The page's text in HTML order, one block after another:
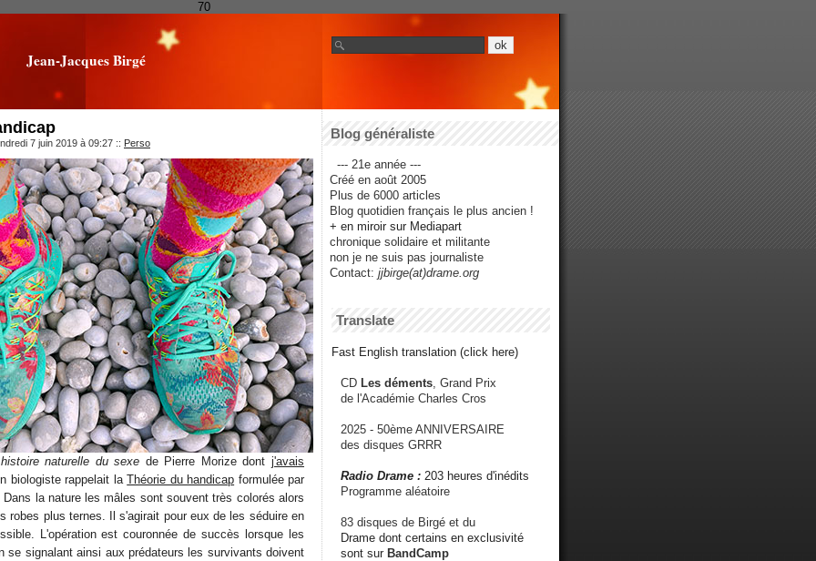
70
Jean-Jacques Birgé
7 juin 2019 à 09:27 :: Perso
naturelle du sexe de Pierre Morize dontj'avais
biologiste rappelait laThéorie du handicap formulée par
la nature les mâles sont souvent très colorés alors
robes plus ternes. Il s'agirait pour eux de les séduire en
L'opération est couronnée de succès lorsque les
se signalant ainsi aux prédateurs les survivants doivent
Blog généraliste
--- 21e année ---
Créé en août 2005
Plus de 6000 articles
Blog quotidien français le plus ancien !
+ en miroir sur Mediapart
chronique solidaire et militante
non je ne suis pas journaliste
Contact: jjbirge(at)drame.org
Translate
Fast English translation (click here)
CD Les déments , Grand Prix
de l'Académie Charles Cros
2025 - 50ème ANNIVERSAIRE
des disques GRRR
Radio Drame : 203 heures d'inédits
Programme aléatoire
83 disques de Birgé et du
Drame dont certains en exclusivité
sont sur BandCamp